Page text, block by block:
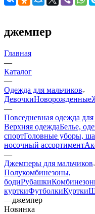
джемпер
Главная
—
Каталог
—
Одежда для мальчиков
ДевочкиНоворожденные
—
Повседневная одежда для
Верхняя одеждаБелье,
спортГоловные уборы,
носочный ассортимент
—
Джемперы для мальчиков
Полукомбинезоны,
бодиРубашки
курткиФутболкиКуртки
—джемпер
Hoвинкa